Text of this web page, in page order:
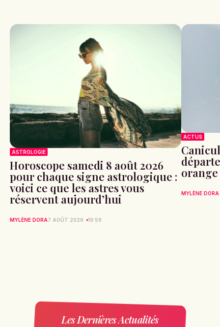
ASTROLOGIE
Horoscope samedi 8 août 2026
pour chaque signe astrologique :
voici ce que les astres vous
réservent aujourd’hui
MYLÈNE DORA7 AOÛT 2026 19:59
ACTUS
orange
MYLÈNE DORA
Les Dernières Actualités